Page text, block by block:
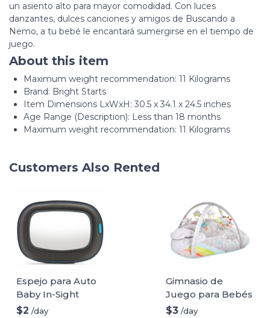
un asiento alto para mayor comodidad. Con luces
danzantes, dulces canciones y amigos de Buscando a
Nemo, a tu bebé le encantará sumergirse en el tiempo de
juego.
About this item
Maximum weight recommendation: ‎11 Kilograms
Brand: Bright Starts
Item Dimensions LxWxH: 30.5 x 34.1 x 24.5 inches
Age Range (Description): Less than 18 months
Maximum weight recommendation: 11 Kilograms
Customers Also Rented
Espejo para Auto
Baby In-Sight
$2 /day
Gimnasio de
Juego para Bebés
Skip Hop
$3 /day